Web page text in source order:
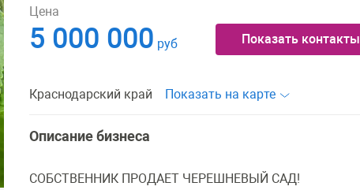
Цена
5 000 000 руб Показать контакты
Краснодарский край Показать на карте
Описание бизнеса
СОБСТВЕННИК ПРОДАЕТ ЧЕРЕШНЕВЫЙ САД!